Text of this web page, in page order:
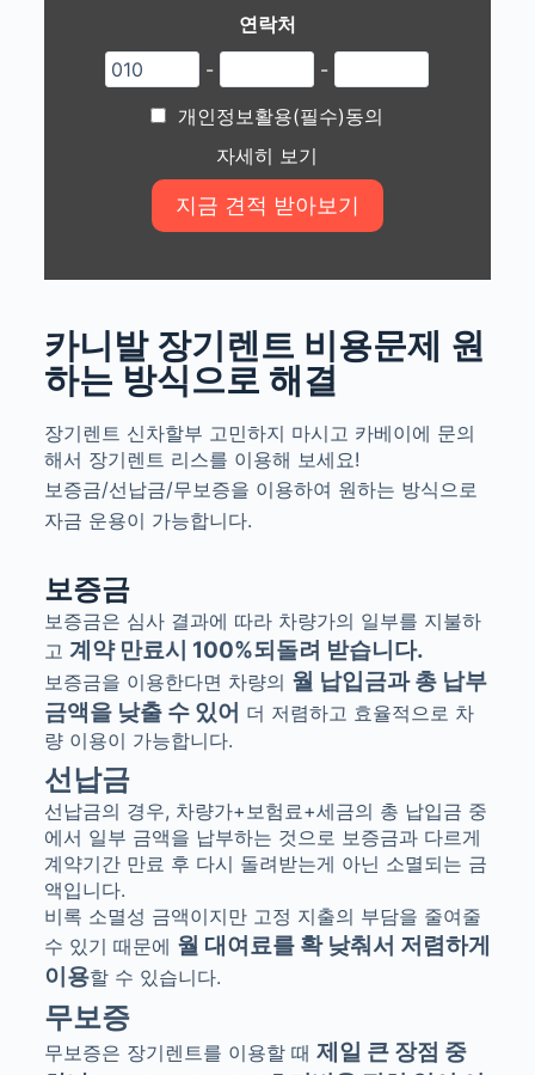
연락처
-
-
개인정보활용(필수)동의
자세히 보기
카니발 장기렌트 비용문제 원
하는 방식으로 해결
장기렌트 신차할부 고민하지 마시고 카베이에 문의
해서 장기렌트 리스를 이용해 보세요!
보증금/선납금/무보증을 이용하여 원하는 방식으로
자금 운용이 가능합니다.
보증금
보증금은 심사 결과에 따라 차량가의 일부를 지불하
고 계약 만료시 100%되돌려 받습니다.
보증금을 이용한다면 차량의 월 납입금과 총 납부
금액을 낮출 수 있어 더 저렴하고 효율적으로 차
량 이용이 가능합니다.
선납금
선납금의 경우, 차량가+보험료+세금의 총 납입금 중
에서 일부 금액을 납부하는 것으로 보증금과 다르게
계약기간 만료 후 다시 돌려받는게 아닌 소멸되는 금
액입니다.
비록 소멸성 금액이지만 고정 지출의 부담을 줄여줄
수 있기 때문에 월 대여료를 확 낮춰서 저렴하게
이용할 수 있습니다.
무보증
무보증은 장기렌트를 이용할 때 제일 큰 장점 중